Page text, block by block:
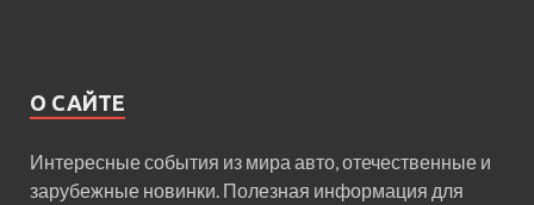
О САЙТЕ
Интересные события из мира авто, отечественные и
зарубежные новинки. Полезная информация для